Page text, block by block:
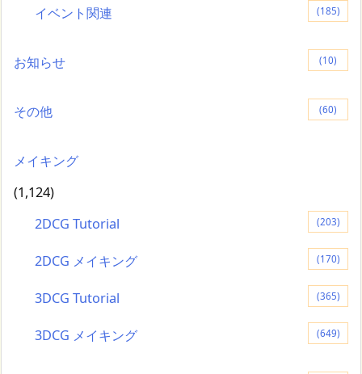
イベント関連 (185)
お知らせ (10)
その他 (60)
メイキング
(1,124)
2DCG Tutorial
(203)
2DCG メイキング (170)
3DCG Tutorial (365)
3DCG メイキング (649)